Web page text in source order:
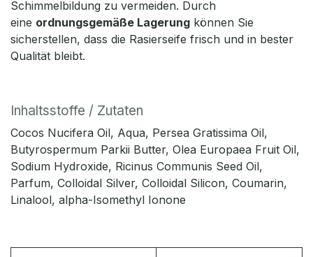
Schimmelbildung zu vermeiden. Durch
eine ordnungsgemäße Lagerung können Sie
sicherstellen, dass die Rasierseife frisch und in bester
Qualität bleibt.
Inhaltsstoffe / Zutaten
Cocos Nucifera Oil, Aqua, Persea Gratissima Oil,
Butyrospermum Parkii Butter, Olea Europaea Fruit Oil,
Sodium Hydroxide, Ricinus Communis Seed Oil,
Parfum, Colloidal Silver, Colloidal Silicon, Coumarin,
Linalool, alpha-Isomethyl Ionone